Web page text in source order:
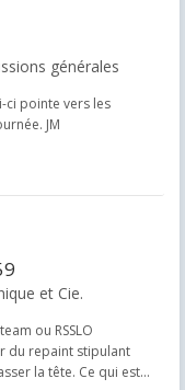
générales
ci pointe vers les
JM
et Cie.
ou RSSLO
du repaint stipulant
la tête. Ce qui est...